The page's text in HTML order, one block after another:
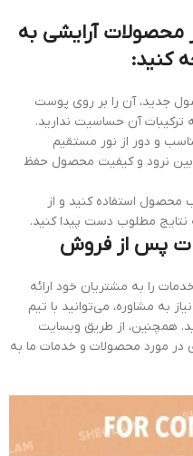
محصولات آرایشی به
کنید:
جدید، آن را بر روی پوست
آن حساسیت ندارید.
و دور از نور مستقیم
بین نرود و کیفیت محصول حفظ
محصول استفاده کنید و از
نتایج مطلوب دست پیدا کنید.
پس از فروش
را به مشتریان خود ارائه
به مشاوره، می‌توانید با تیم
همچنین، از طریق وبسایت
در مورد محصولات و خدمات ما به